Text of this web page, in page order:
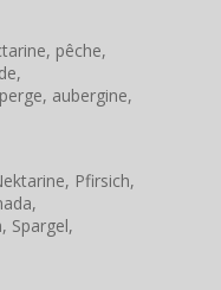
pêche,
aubergine,
Pfirsich,
Spargel,